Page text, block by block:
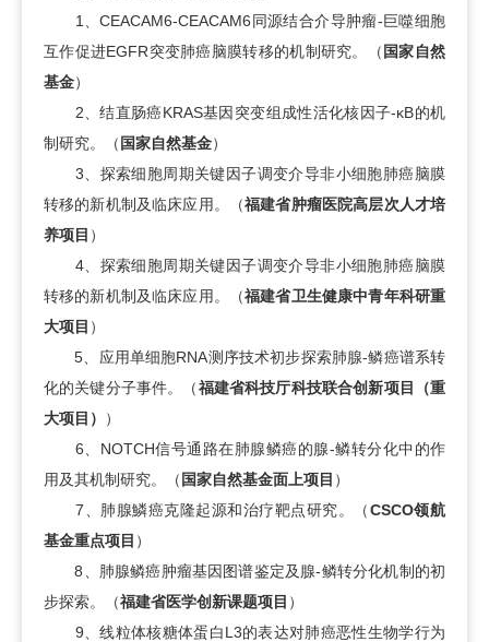
1、CEACAM6-CEACAM6同源结合介导肿瘤-巨噬细胞
互作促进EGFR突变肺癌脑膜转移的机制研究。（ 国家自然
基金）
2、结直肠癌KRAS基因突变组成性活化核因子-κB的机
制研究。（ 国家自然基金）
3、探索细胞周期关键因子调变介导非小细胞肺癌脑膜
转移的新机制及临床应用。（福建省肿瘤医院高层次人才培
养项目 ）
4、探索细胞周期关键因子调变介导非小细胞肺癌脑膜
转移的新机制及临床应用。（福建省卫生健康中青年科研重
大项目 ）
5、应用单细胞RNA测序技术初步探索肺腺-鳞癌谱系转
化的关键分子事件。（福建省科技厅科技联合创新项目（重
大项目）
）
6、NOTCH信号通路在肺腺鳞癌的腺-鳞转分化中的作
用及其机制研究。（ 国家自然基金面上项目 ）
7、肺腺鱗癌克隆起源和治疗靶点研究。（CSCO领航
基金重点项目 ）
8、肺腺鳞癌肿瘤基因图谱鉴定及腺-鳞转分化机制的初
步探索。（福建省医学创新课题项目 ）
9、线粒体核糖体蛋白L3的表达对肺癌恶性生物学行为